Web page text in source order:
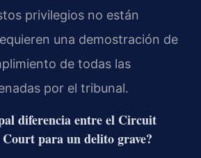
privilegios no están
una demostración de
de todas las
por el tribunal.
diferencia entre el Circuit
para un delito grave?